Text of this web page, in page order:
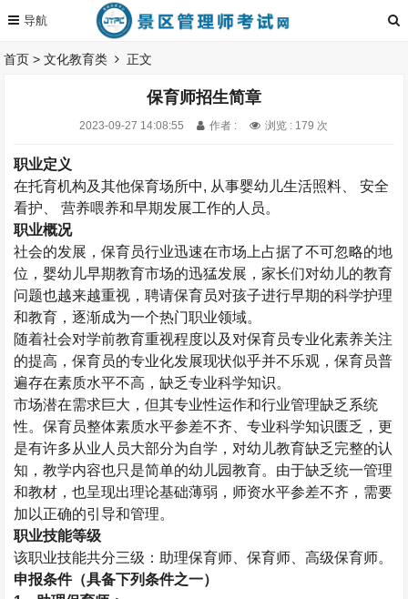
首页 >文化教育类 正文
保育师招生简章
2023-09-27 14:08:55 作者 : 浏览 : 179 次
职业定义
在托育机构及其他保育场所中, 从事婴幼儿生活照料、 安全
看护、 营养喂养和早期发展工作的人员。
职业概况
社会的发展，保育员行业迅速在市场上占据了不可忽略的地
位，婴幼儿早期教育市场的迅猛发展，家长们对幼儿的教育
问题也越来越重视，聘请保育员对孩子进行早期的科学护理
和教育，逐渐成为一个热门职业领域。
随着社会对学前教育重视程度以及对保育员专业化素养关注
的提高，保育员的专业化发展现状似乎并不乐观，保育员普
遍存在素质水平不高，缺乏专业科学知识。
市场潜在需求巨大，但其专业性运作和行业管理缺乏系统
性。保育员整体素质水平参差不齐、专业科学知识匮乏，更
是有许多从业人员大部分为自学，对幼儿教育缺乏完整的认
知，教学内容也只是简单的幼儿园教育。由于缺乏统一管理
和教材，也呈现出理论基础薄弱，师资水平参差不齐，需要
加以正确的引导和管理。
职业技能等级
该职业技能共分三级：助理保育师、保育师、高级保育师。
申报条件（具备下列条件之一）